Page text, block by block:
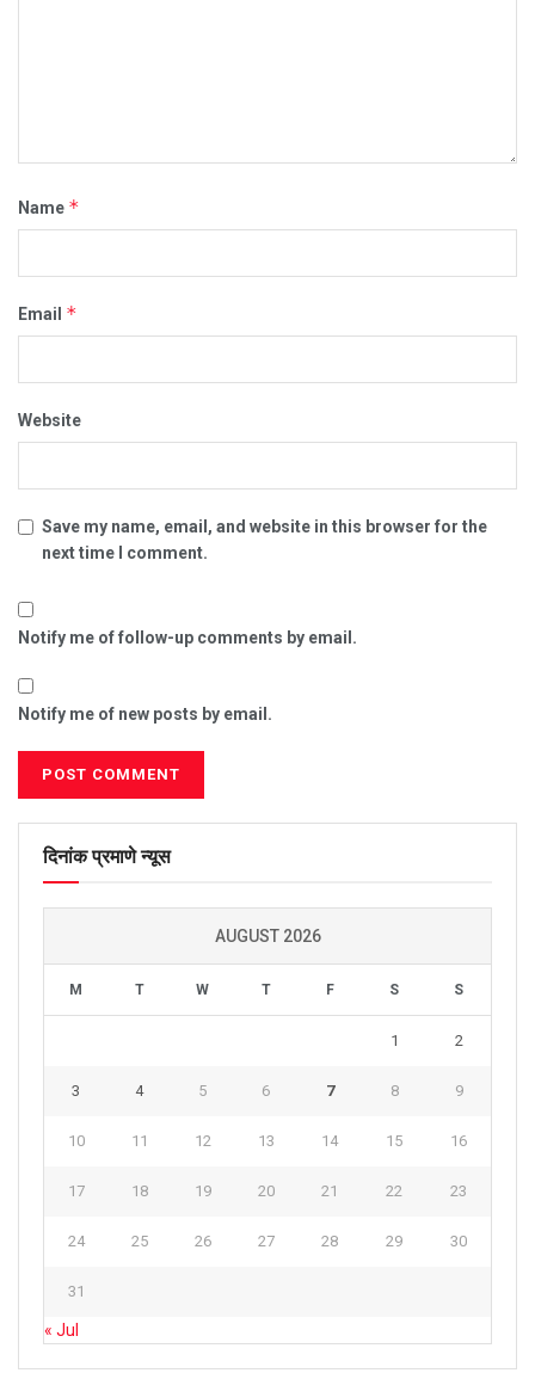
Name *
Email *
Website
Save my name, email, and website in this browser for the
next time I comment.
Notify me of follow-up comments by email.
Notify me of new posts by email.
दिनांक प्रमाणे न्यूस
AUGUST 2026
M T W T F S S
1 2
3 4 5 6 7 8 9
10 11 12 13 14 15 16
17 18 19 20 21 22 23
24 25 26 27 28 29 30
31
« Jul